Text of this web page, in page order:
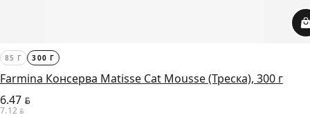
85 Г 300 Г
Farmina Консерва Matisse Cat Mousse (Треска), 300 г
6.47 BYN
7.12 BYN